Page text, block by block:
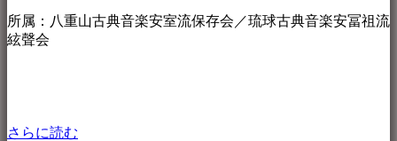
所属：八重山古典音楽安室流保存会／琉球古典音楽安冨祖流
絃聲会
さらに読む